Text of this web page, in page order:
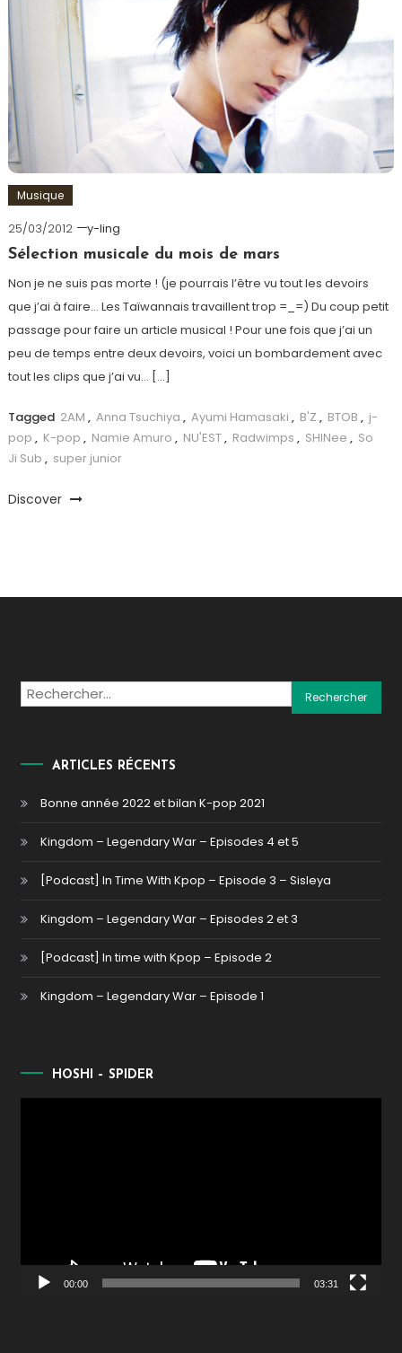
Musique
25/03/2012
y-ling
Sélection musicale du mois de mars
Non je ne suis pas morte ! (je pourrais l’être vu tout les devoirs
que j’ai à faire… Les Taïwannais travaillent trop =_=) Du coup petit
passage pour faire un article musical ! Pour une fois que j’ai un
peu de temps entre deux devoirs, voici un bombardement avec
tout les clips que j’ai vu… […]
Tagged 2AM , Anna Tsuchiya , Ayumi Hamasaki , B'Z , BTOB , j-
pop , K-pop , Namie Amuro , NU'EST, Radwimps , SHINee , So
Ji Sub , super junior
Discover
Rechercher :
ARTICLES RÉCENTS
Bonne année 2022 et bilan K-pop 2021
Kingdom – Legendary War – Episodes 4 et 5
[Podcast] In Time With Kpop – Episode 3 – Sisleya
Kingdom – Legendary War – Episodes 2 et 3
[Podcast] In time with Kpop – Episode 2
Kingdom – Legendary War – Episode 1
HOSHI – SPIDER
00:00 03:31